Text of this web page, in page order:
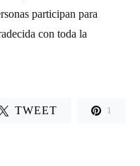
participan para
con toda la
TWEET 1